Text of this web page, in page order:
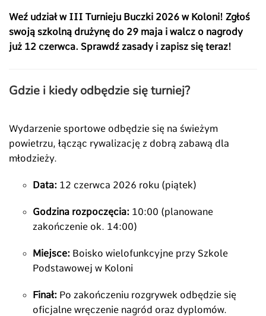
Weź udział w III Turnieju Buczki 2026 w Koloni! Zgłoś
swoją szkolną drużynę do 29 maja i walcz o nagrody
już 12 czerwca. Sprawdź zasady i zapisz się teraz!
Gdzie i kiedy odbędzie się turniej?
Wydarzenie sportowe odbędzie się na świeżym
powietrzu, łącząc rywalizację z dobrą zabawą dla
młodzieży.
Data: 12 czerwca 2026 roku (piątek)
Godzina rozpoczęcia: 10:00 (planowane
zakończenie ok. 14:00)
Miejsce: Boisko wielofunkcyjne przy Szkole
Podstawowej w Koloni
Finał: Po zakończeniu rozgrywek odbędzie się
oficjalne wręczenie nagród oraz dyplomów.